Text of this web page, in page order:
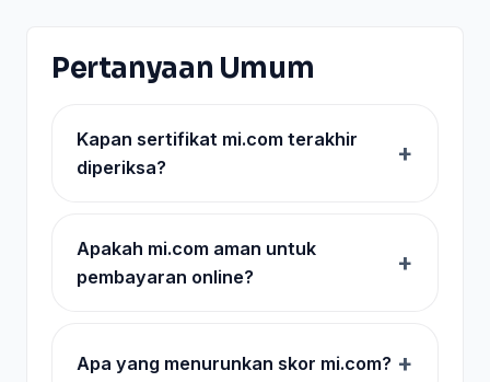
Pertanyaan Umum
Kapan sertifikat mi.com terakhir
diperiksa?
Apakah mi.com aman untuk
pembayaran online?
Apa yang menurunkan skor mi.com?